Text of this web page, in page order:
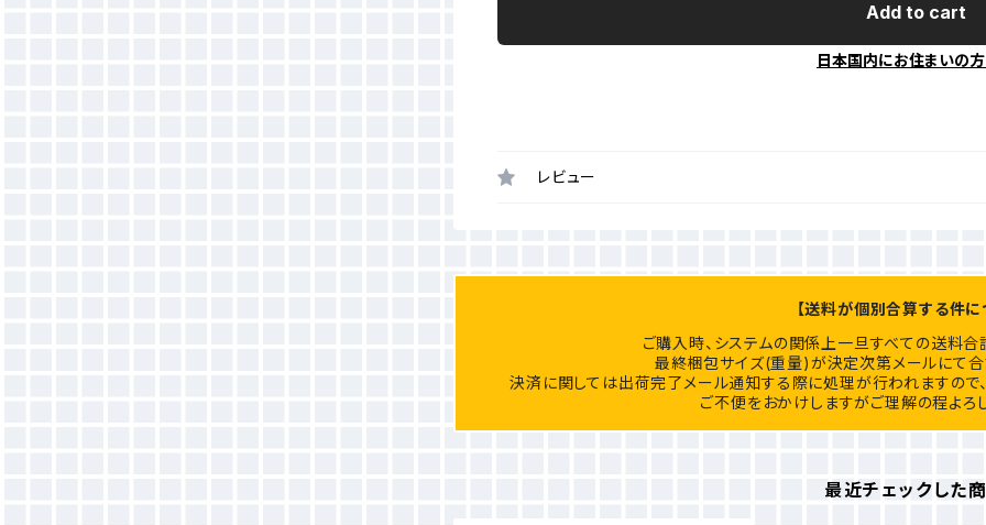
Add to cart
日本国内にお住まいの
レビュー
【送料が個別合算する件に
ご購入時、システムの関係上一旦すべての送料合
最終梱包サイズ(重量)が決定次第メールにて合
決済に関しては出荷完了メール通知する際に処理が行われますので
ご不便をおかけしますがご理解の程よろ
最近チェックした